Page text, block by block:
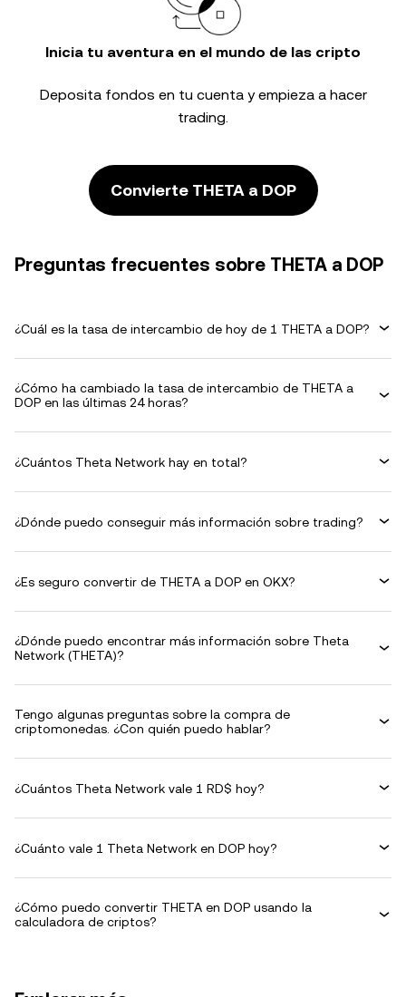
Inicia tu aventura en el mundo de las cripto
Deposita fondos en tu cuenta y empieza a hacer
trading.
Convierte THETA a DOP
Preguntas frecuentes sobre THETA a DOP
¿Cuál es la tasa de intercambio de hoy de 1 THETA a DOP?
¿Cómo ha cambiado la tasa de intercambio de THETA a
DOP en las últimas 24 horas?
¿Cuántos Theta Network hay en total?
¿Dónde puedo conseguir más información sobre trading?
¿Es seguro convertir de THETA a DOP en OKX?
¿Dónde puedo encontrar más información sobre Theta
Network (THETA)?
Tengo algunas preguntas sobre la compra de
criptomonedas. ¿Con quién puedo hablar?
¿Cuántos Theta Network vale 1 RD$ hoy?
¿Cuánto vale 1 Theta Network en DOP hoy?
¿Cómo puedo convertir THETA en DOP usando la
calculadora de criptos?